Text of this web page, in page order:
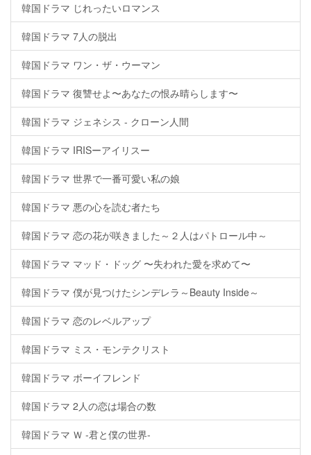
韓国ドラマ じれったいロマンス
韓国ドラマ 7人の脱出
韓国ドラマ ワン・ザ・ウーマン
韓国ドラマ 復讐せよ〜あなたの恨み晴らします〜
韓国ドラマ ジェネシス - クローン人間
韓国ドラマ IRISーアイリスー
韓国ドラマ 世界で一番可愛い私の娘
韓国ドラマ 悪の心を読む者たち
韓国ドラマ 恋の花が咲きました～２人はパトロール中～
韓国ドラマ マッド・ドッグ 〜失われた愛を求めて〜
韓国ドラマ 僕が見つけたシンデレラ～Beauty Inside～
韓国ドラマ 恋のレベルアップ
韓国ドラマ ミス・モンテクリスト
韓国ドラマ ボーイフレンド
韓国ドラマ 2人の恋は場合の数
韓国ドラマ Ｗ -君と僕の世界-